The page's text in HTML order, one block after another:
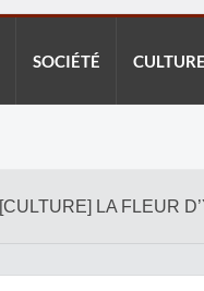
SOCIÉTÉ CULTURE
[CULTURE] LA FLEUR